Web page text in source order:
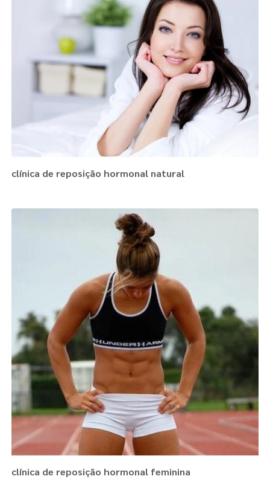
clínica de reposição hormonal natural
clínica de reposição hormonal feminina